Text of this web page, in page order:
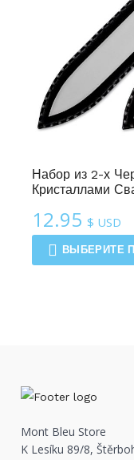
Набор из 2-х
Кристаллами
12.95$ USD
ВЫБЕРИТЕ
Mont Bleu Store
K Lesíku 89/8,